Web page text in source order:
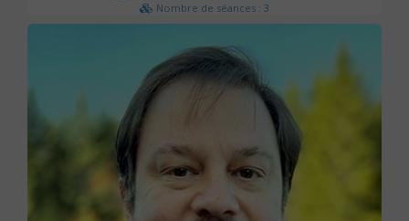
Nombre de séances : 3
63 €